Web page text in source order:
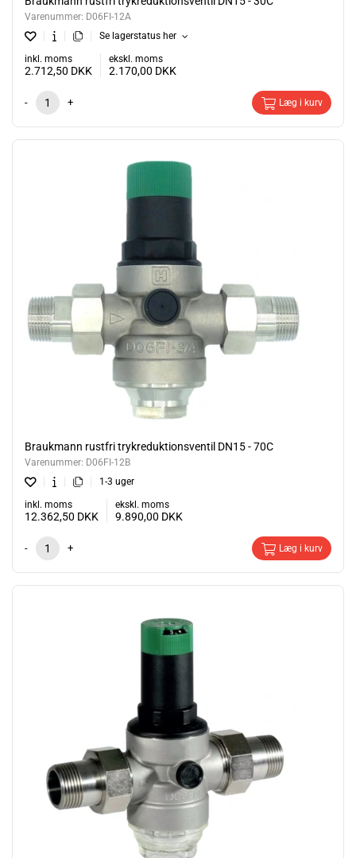
Varenummer: D06FI-12A
Se lagerstatus her
inkl. moms
2.712,50 DKK
ekskl. moms
2.170,00 DKK
- + Læg i kurv
Braukmann rustfri trykreduktionsventil DN15 - 70C
Varenummer: D06FI-12B
1-3 uger
inkl. moms
12.362,50 DKK
ekskl. moms
9.890,00 DKK
- + Læg i kurv